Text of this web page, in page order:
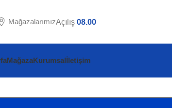
MağazalarımızAçılış 08.00
MağazaKurumsalİletişim